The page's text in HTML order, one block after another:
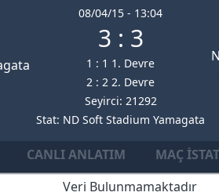
08/04/15 - 13:04
3 : 3
1 : 1 1. Devre
2 : 2 2. Devre
Seyirci: 21292
Stat: ND Soft Stadium Yamagata
CANLI ANLATIM MAÇ
Veri Bulunmamaktadır